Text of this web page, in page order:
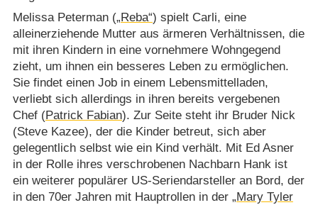
Melissa Peterman („Reba“) spielt Carli, eine
alleinerziehende Mutter aus ärmeren Verhältnissen, die
mit ihren Kindern in eine vornehmere Wohngegend
zieht, um ihnen ein besseres Leben zu ermöglichen.
Sie findet einen Job in einem Lebensmittelladen,
verliebt sich allerdings in ihren bereits vergebenen
Chef (Patrick Fabian). Zur Seite steht ihr Bruder Nick
(Steve Kazee), der die Kinder betreut, sich aber
gelegentlich selbst wie ein Kind verhält. Mit Ed Asner
in der Rolle ihres verschrobenen Nachbarn Hank ist
ein weiterer populärer US-Seriendarsteller an Bord, der
in den 70er Jahren mit Hauptrollen in der „Mary Tyler